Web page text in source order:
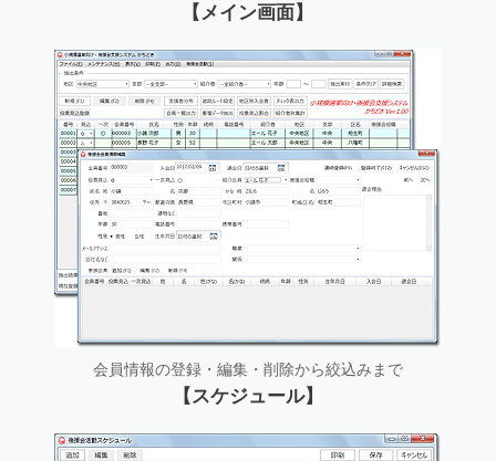
【メイン画面】
会員情報の登録・編集・削除から絞込みまで
【スケジュール】